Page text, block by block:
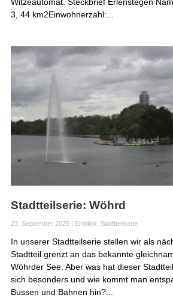
3, 44 km2Einwohnerzahl:...
Stadtteilserie: Wöhrd
23. September 2025| Einblick Stadtteilserie
In unserer Stadtteilserie stellen wir als
Stadtteil grenzt an das bekannte
Wöhrder See. Aber was hat dieser
sich besonders und wie kommt man
Bussen und Bahnen hin?...